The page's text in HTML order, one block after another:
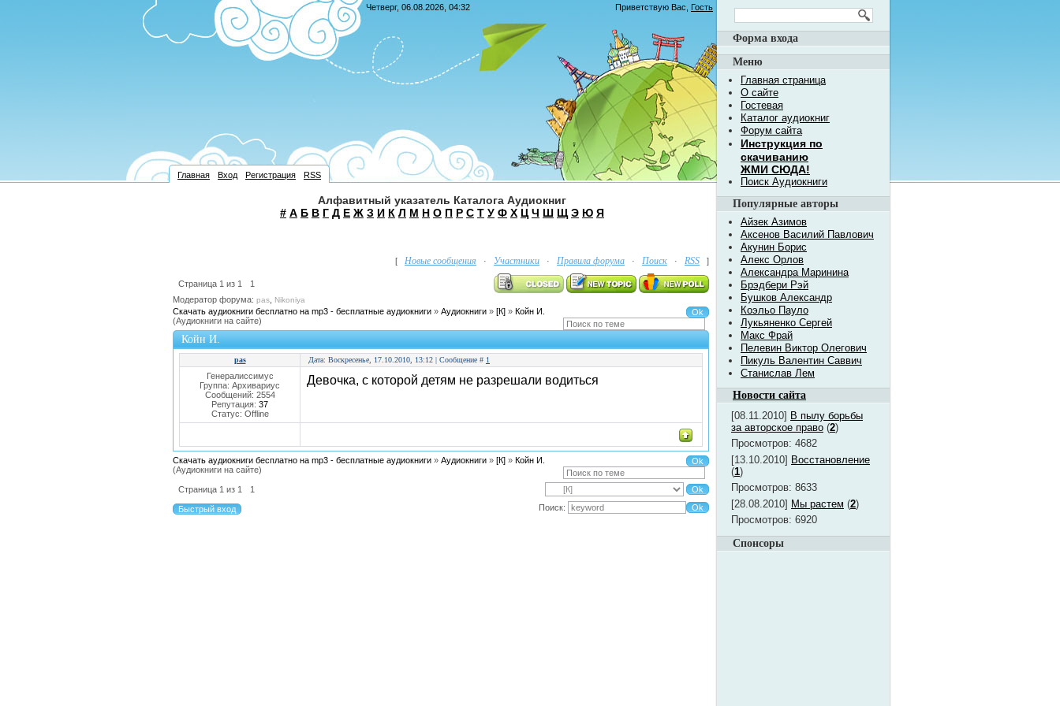
Четверг, 06.08.2026, 04:32 Приветствую Вас Гость
Главная Вход Регистрация RSS
Алфавитный указатель Каталога Аудиокниг
# А Б В Г Д Е Ж З И К Л М Н О П Р С Т У Ф Х Ц Ч Ш Щ Э Ю Я
[ Новые сообщения · Участники · Правила форума · Поиск · RSS ]
Страница 1 из 1
1
Модератор форума: pas Nikoniya
Скачать аудиокниги бесплатно на mp3 - бесплатные аудиокниги » Аудиокниги » [К] » Койн И.
(Аудиокниги на сайте)
Койн И.
pas Дата: Воскресенье, 17.10.2010, 13:12 | Сообщение # 1
Генералиссимус
Группа: Архивариус
Сообщений: 2554
Репутация: 37
Статус: Offline
Девочка, с которой детям не разрешали водиться
Скачать аудиокниги бесплатно на mp3 - бесплатные аудиокниги » Аудиокниги » [К] » Койн И.
(Аудиокниги на сайте)
Страница 1 из 1
1
Поиск:
Форма входа
Меню
Главная страница
О сайте
Гостевая
Каталог аудиокниг
Форум сайта
Инструкция по
скачиванию
ЖМИ СЮДА!
Поиск Аудиокниги
Популярные авторы
Айзек Азимов
Аксенов Василий Павлович
Акунин Борис
Алекс Орлов
Александра Маринина
Брэдбери Рэй
Бушков Александр
Коэльо Пауло
Лукьяненко Сергей
Макс Фрай
Пелевин Виктор Олегович
Пикуль Валентин Саввич
Станислав Лем
Новости сайта
[08.11.2010] В пылу борьбы
за авторское право (2)
Просмотров: 4682
[13.10.2010] Восстановление
(1)
Просмотров: 8633
[28.08.2010] Мы растем (2)
Просмотров: 6920
Спонсоры